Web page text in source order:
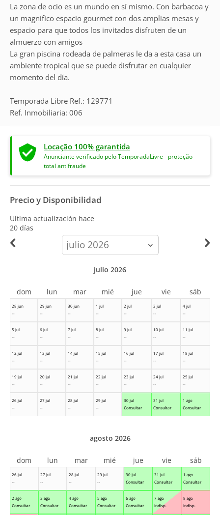
La zona de ocio es un mundo en sí mismo. Con barbacoa y
un magnífico espacio gourmet con dos amplias mesas y
espacio para que todos los invitados disfruten de un
almuerzo con amigos
La gran piscina rodeada de palmeras le da a esta casa un
ambiente tropical que se puede disfrutar en cualquier
momento del día.
Temporada Libre Ref.: 129771
Ref. Inmobiliaria: 006
Locação 100% garantida
Anunciante verificado pelo TemporadaLivre - proteção
total antifraude
Precio y Disponibilidad
Ultima actualización hace
20 días
calendar-
month
28 jun
--
29 jun
--
30 jun
--
1 jul
--
2 jul
--
3 jul
--
4 jul
--
5 jul
--
6 jul
--
7 jul
--
8 jul
--
9 jul
--
10 jul
--
11 jul
--
12 jul
--
13 jul
--
14 jul
--
15 jul
--
16 jul
--
17 jul
--
18 jul
--
19 jul
--
20 jul
--
21 jul
--
22 jul
--
23 jul
--
24 jul
--
25 jul
--
26 jul
--
27 jul
--
28 jul
--
29 jul
--
30 jul
Consultar
31 jul
Consultar
1 ago
Consultar
julio 2026
dom lun mar mié jue vie sáb
26 jul
--
27 jul
--
28 jul
--
29 jul
--
30 jul
Consultar
31 jul
Consultar
1 ago
Consultar
2 ago
Consultar
3 ago
Consultar
4 ago
Consultar
5 ago
Consultar
6 ago
Consultar
7 ago
Indisp.
8 ago
Indisp.
agosto 2026
dom lun mar mié jue vie sáb